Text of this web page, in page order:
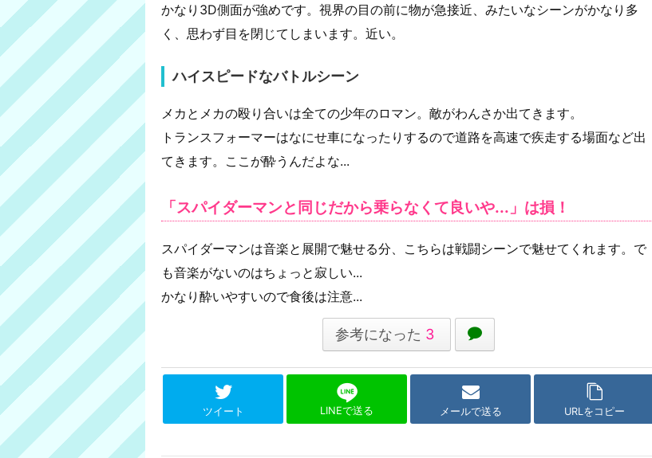
かなり3D側面が強めです。視界の目の前に物が急接近、みたいなシーンがかなり多
く、思わず目を閉じてしまいます。近い。
ハイスピードなバトルシーン
メカとメカの殴り合いは全ての少年のロマン。敵がわんさか出てきます。
トランスフォーマーはなにせ車になったりするので道路を高速で疾走する場面など出
てきます。ここが酔うんだよな...
「スパイダーマンと同じだから乗らなくて良いや...」は損！
スパイダーマンは音楽と展開で魅せる分、こちらは戦闘シーンで魅せてくれます。で
も音楽がないのはちょっと寂しい...
かなり酔いやすいので食後は注意...
参考になった 3
ツイート LINEで送る メールで送る URLをコピー